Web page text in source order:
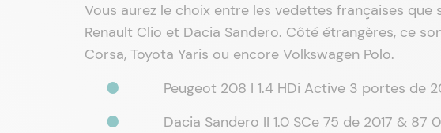
Vous aurez le choix entre les vedettes françaises
Renault Clio et Dacia Sandero. Côté étrangères, ce
Corsa, Toyota Yaris ou encore Volkswagen Polo.
Peugeot 208 I 1.4 HDi Active 3 portes de
Dacia Sandero II 1.0 SCe 75 de 2017 &